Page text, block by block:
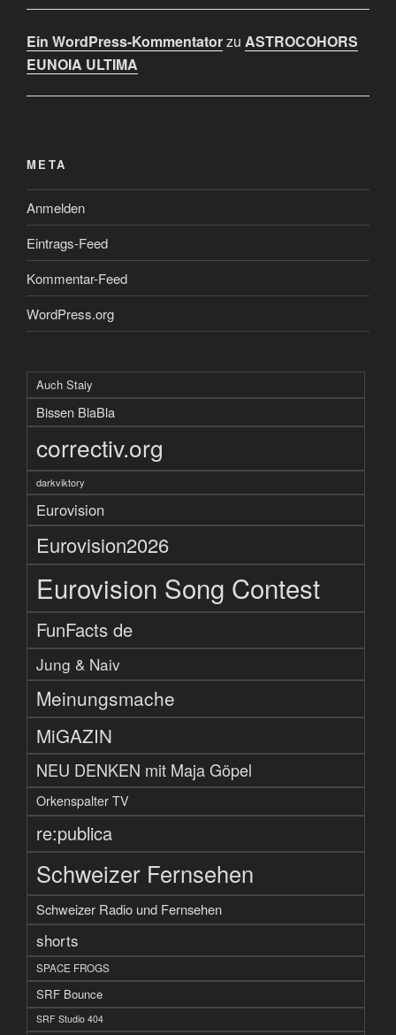
Ein WordPress-Kommentatorzu ASTROCOHORS
EUNOIA ULTIMA
META
Anmelden
Eintrags-Feed
Kommentar-Feed
WordPress.org
Auch Staiy
Bissen BlaBla
correctiv.org
darkviktory
Eurovision
Eurovision2026
Eurovision Song Contest
FunFacts de
Jung & Naiv
Meinungsmache
MiGAZIN
NEU DENKEN mit Maja Göpel
Orkenspalter TV
re:publica
Schweizer Fernsehen
Schweizer Radio und Fernsehen
shorts
SPACE FROGS
SRF Bounce
SRF Studio 404